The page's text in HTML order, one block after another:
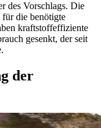
des Vorschlags. Die
die benötigte
kraftstoffeffiziente
gesenkt, der seit
der